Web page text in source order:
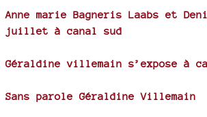
Anne marie Bagneris Laabs et
juillet à canal sud
Géraldine villemain s’expose à
Sans parole Géraldine Villemain